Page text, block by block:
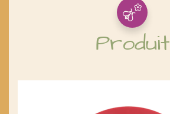
Produit